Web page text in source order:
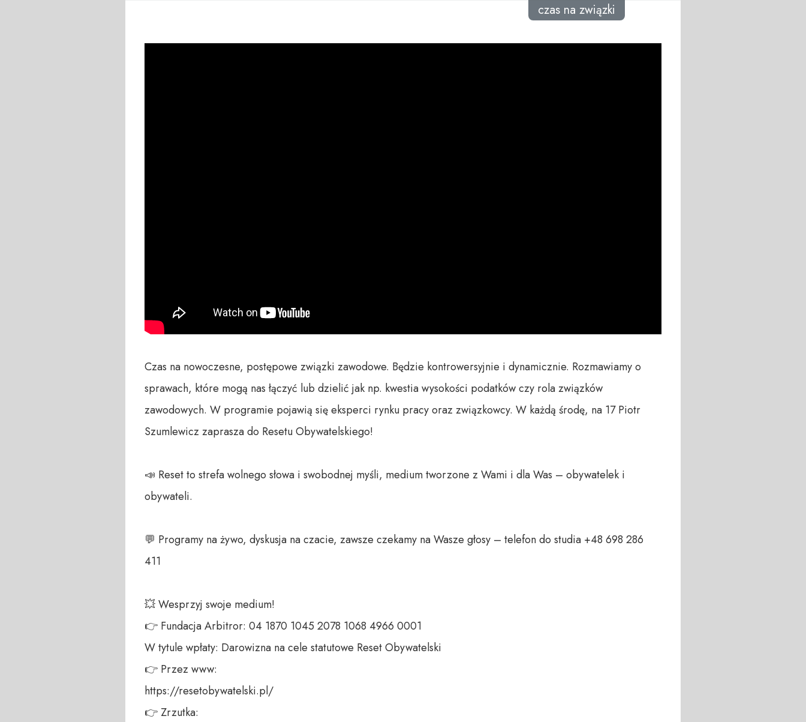
czas na związki
Czas na nowoczesne, postępowe związki zawodowe. Będzie kontrowersyjnie i dynamicznie. Rozmawiamy o
sprawach, które mogą nas łączyć lub dzielić jak np. kwestia wysokości podatków czy rola związków
zawodowych. W programie pojawią się eksperci rynku pracy oraz związkowcy. W każdą środę, na 17 Piotr
Szumlewicz zaprasza do Resetu Obywatelskiego!
📣 Reset to strefa wolnego słowa i swobodnej myśli, medium tworzone z Wami i dla Was – obywatelek i
obywateli.
💬 Programy na żywo, dyskusja na czacie, zawsze czekamy na Wasze głosy – telefon do studia +48 698 286
411
💥 Wesprzyj swoje medium!
👉 Fundacja Arbitror: 04 1870 1045 2078 1068 4966 0001
W tytule wpłaty: Darowizna na cele statutowe Reset Obywatelski
👉 Przez www:
https://resetobywatelski.pl/
👉 Zrzutka: